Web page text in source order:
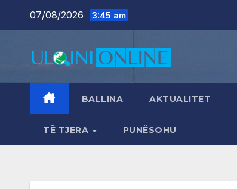
07/08/2026 3:45 am
BALLINA AKTUALITET
TË TJERA PUNËSOHU